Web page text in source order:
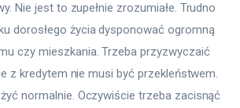
Nie jest to zupełnie zrozumiałe. Trudno
dorosłego życia dysponować ogromną
czy mieszkania. Trzeba przyzwyczaić
z kredytem nie musi być przekleństwem.
normalnie. Oczywiście trzeba zacisnąć